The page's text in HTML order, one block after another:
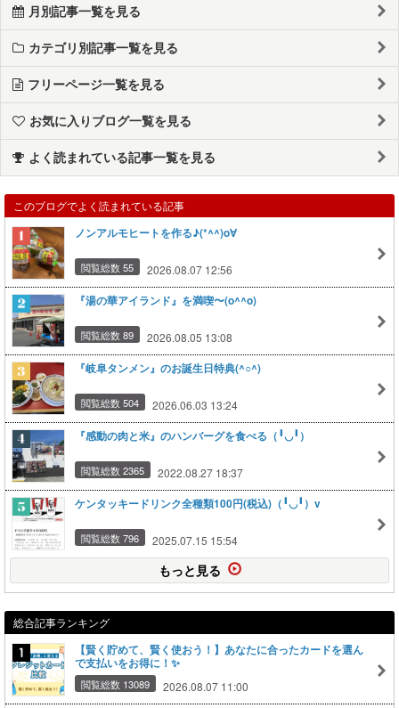
月別記事一覧を見る
カテゴリ別記事一覧を見る
フリーページ一覧を見る
お気に入りブログ一覧を見る
よく読まれている記事一覧を見る
このブログでよく読まれている記事
ノンアルモヒートを作る♪(*^^)o∀
閲覧総数 55 2026.08.07 12:56
『湯の華アイランド』を満喫〜(o^^o)
閲覧総数 89 2026.08.05 13:08
『岐阜タンメン』のお誕生日特典(^○^)
閲覧総数 504 2026.06.03 13:24
『感動の肉と米』のハンバーグを食べる（╹◡╹）
閲覧総数 2365 2022.08.27 18:37
ケンタッキードリンク全種類100円(税込)（╹◡╹）v
閲覧総数 796 2025.07.15 15:54
もっと見る
総合記事ランキング
【賢く貯めて、賢く使おう！】あなたに合ったカードを選ん
で支払いをお得に！✨
閲覧総数 13089 2026.08.07 11:00